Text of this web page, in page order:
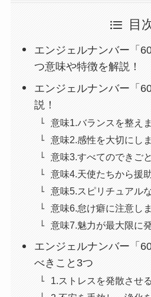
目
エンジェルナンバー「
つ意味や特徴を解説！
エンジェルナンバー「
説！
意味1.バランスを整え
意味2.感性を大切にし
意味3.すべてのできご
意味4.天使たちから援
意味5.スピリチュアル
意味6.怠け癖に注意し
意味7.魅力が最大限に
エンジェルナンバー「
べきこと3つ
1.ストレスを発散させる